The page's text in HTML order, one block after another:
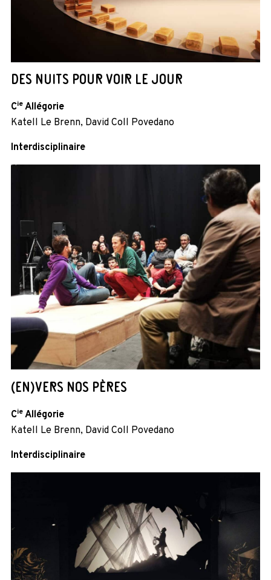
DES NUITS POUR VOIR LE JOUR
CieAllégorie
Katell Le Brenn, David Coll Povedano
Interdisciplinaire
(EN)VERS NOS PÈRES
CieAllégorie
Katell Le Brenn, David Coll Povedano
Interdisciplinaire